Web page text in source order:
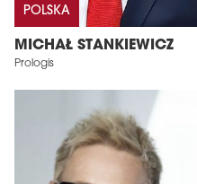
POLSKA
MICHAŁ STANKIEWICZ
Prologis